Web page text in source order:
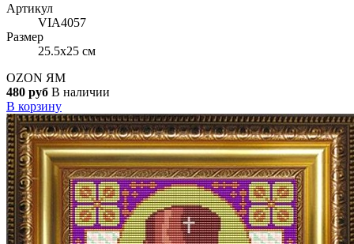
Артикул
VIA4057
Размер
25.5x25 см
OZON ЯМ
480 руб В наличии
В корзину